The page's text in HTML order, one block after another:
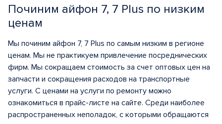
Починим айфон 7, 7 Plus по низким
ценам
Мы починим айфон 7, 7 Plus по самым низким в регионе
ценам. Мы не практикуем привлечение посреднических
фирм. Мы сокращаем стоимость за счет оптовых цен на
запчасти и сокращения расходов на транспортные
услуги. С ценами на услуги по ремонту можно
ознакомиться в прайс-листе на сайте. Среди наиболее
распространенных неполадок, с которыми обращаются